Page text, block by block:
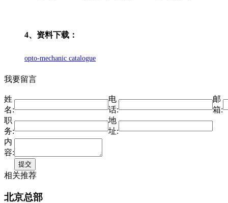
4、资料下载：
opto-mechanic catalogue
我要留言
姓
名:
电
话:
邮
箱:
职
务:
地
址:
内
容:
相关推荐
北京总部